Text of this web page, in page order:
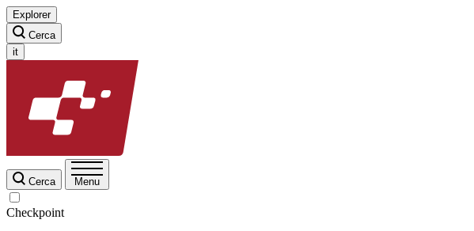
Explorer
Cerca
it
Cerca Menu
Checkpoint